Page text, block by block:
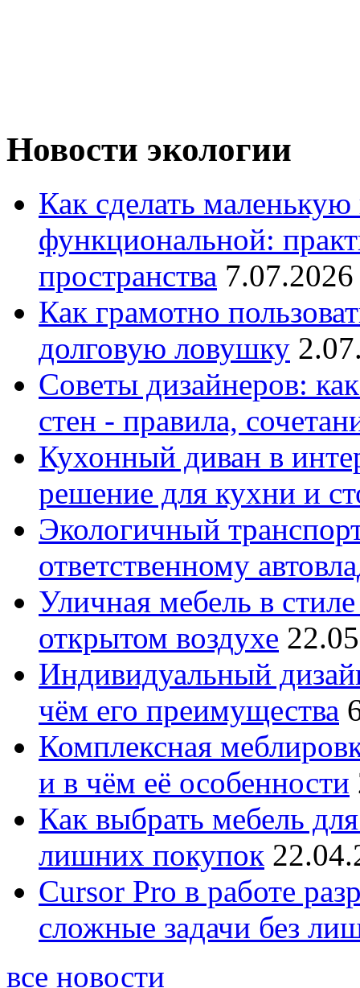
Новости экологии
Как сделать
функциональной:
пространства
Как грамотно
долговую ловушку
Советы дизайнеров:
стен - правила,
Кухонный диван в
решение для кухни и
Экологичный
ответственному
Уличная мебель в
открытом воздухе
Индивидуальный
чём его преимущества
Комплексная
и в чём её особенности
Как выбрать мебель
лишних покупок
Cursor Pro в работе
сложные задачи без
все новости